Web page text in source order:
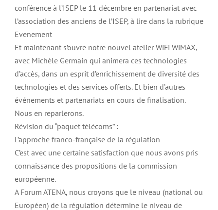
conférence à l’ISEP le 11 décembre en partenariat avec
l’association des anciens de l’ISEP, à lire dans la rubrique
Evenement
Et maintenant s’ouvre notre nouvel atelier WiFi WiMAX,
avec Michèle Germain qui animera ces technologies
d’accès, dans un esprit d’enrichissement de diversité des
technologies et des services offerts. Et bien d’autres
événements et partenariats en cours de finalisation.
Nous en reparlerons.
Révision du “paquet télécoms” :
L’approche franco-française de la régulation
C’est avec une certaine satisfaction que nous avons pris
connaissance des propositions de la commission
européenne.
A Forum ATENA, nous croyons que le niveau (national ou
Européen) de la régulation détermine le niveau de